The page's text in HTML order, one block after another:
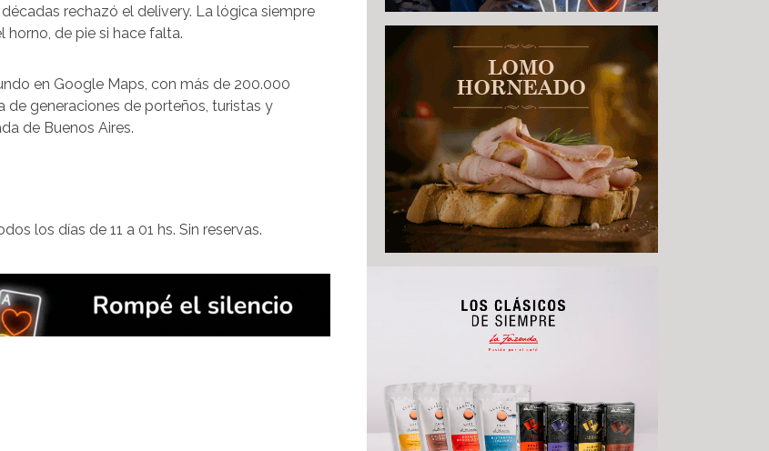
rechazó el delivery. La lógica siempre
horno, de pie si hace falta.
en Google Maps, con más de 200.000
de generaciones de porteños, turistas y
de Buenos Aires.
los días de 11 a 01 hs. Sin reservas.